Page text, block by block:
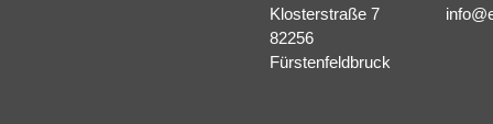
Klosterstraße 7
82256
Fürstenfeldbruck